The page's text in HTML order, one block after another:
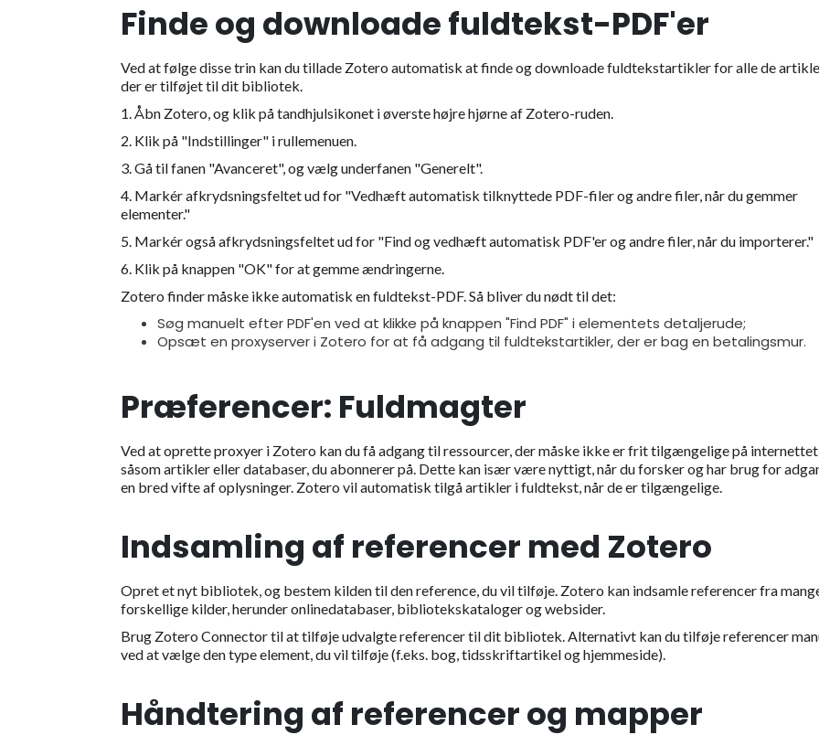
Finde og downloade fuldtekst-PDF'er
Ved at følge disse trin kan du tillade Zotero automatisk at finde og downloade fuldtekstartikler for alle de
der er tilføjet til dit bibliotek.
1. Åbn Zotero, og klik på tandhjulsikonet i øverste højre hjørne af Zotero-ruden.
2. Klik på "Indstillinger" i rullemenuen.
3. Gå til fanen "Avanceret", og vælg underfanen "Generelt".
4. Markér afkrydsningsfeltet ud for "Vedhæft automatisk tilknyttede PDF-filer og andre filer, når du gemmer
elementer."
5. Markér også afkrydsningsfeltet ud for "Find og vedhæft automatisk PDF'er og andre filer, når du importerer."
6. Klik på knappen "OK" for at gemme ændringerne.
Zotero finder måske ikke automatisk en fuldtekst-PDF. Så bliver du nødt til det:
Søg manuelt efter PDF'en ved at klikke på knappen "Find PDF" i elementets detaljerude;
Opsæt en proxyserver i Zotero for at få adgang til fuldtekstartikler, der er bag en betalingsmur.
Præferencer: Fuldmagter
Ved at oprette proxyer i Zotero kan du få adgang til ressourcer, der måske ikke er frit tilgængelige på internettet,
såsom artikler eller databaser, du abonnerer på. Dette kan især være nyttigt, når du forsker og har brug for
en bred vifte af oplysninger. Zotero vil automatisk tilgå artikler i fuldtekst, når de er tilgængelige.
Indsamling af referencer med Zotero
Opret et nyt bibliotek, og bestem kilden til den reference, du vil tilføje. Zotero kan indsamle referencer fra
forskellige kilder, herunder onlinedatabaser, bibliotekskataloger og websider.
Brug Zotero Connector til at tilføje udvalgte referencer til dit bibliotek. Alternativt kan du tilføje referencer
ved at vælge den type element, du vil tilføje (f.eks. bog, tidsskriftartikel og hjemmeside).
Håndtering af referencer og mapper